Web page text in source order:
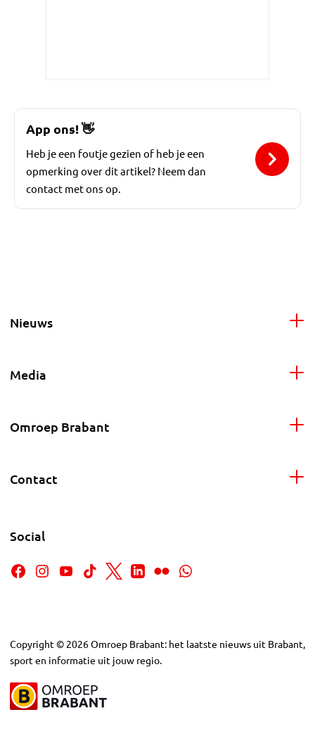
App ons!👋
Heb je een foutje gezien of heb je een
opmerking over dit artikel? Neem dan
contact met ons op.
Nieuws
Media
Omroep Brabant
Contact
Social
Copyright © 2026Omroep Brabant: het laatste nieuws uit Brabant,
sport en informatie uit jouw regio.